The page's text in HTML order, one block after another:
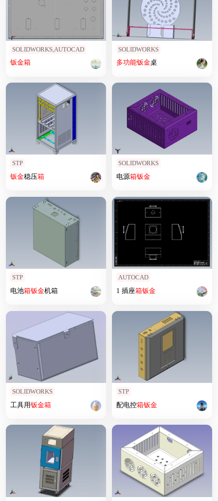
SOLIDWORKS,AUTOCAD
钣金箱
SOLIDWORKS
多功能钣金桌
STP
钣金稳压箱
SOLIDWORKS
电源箱钣金
STP
电池箱钣金机箱
AUTOCAD
1 插座箱钣金
SOLIDWORKS
工具用钣金箱
STP
配电控箱钣金